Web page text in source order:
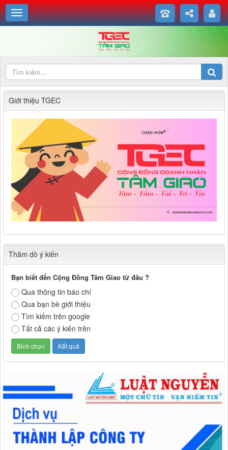
Giới thiệu TGEC
Thăm dò ý kiến
Bạn biết đến Cộng Đồng Tâm Giao từ đâu ?
Qua thông tin báo chí
Qua bạn bè giới thiệu
Tìm kiếm trên google
Tất cả các ý kiến trên